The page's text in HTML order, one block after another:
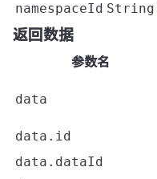
namespaceId String
返回数据
参数名
data
data.id
data.dataId